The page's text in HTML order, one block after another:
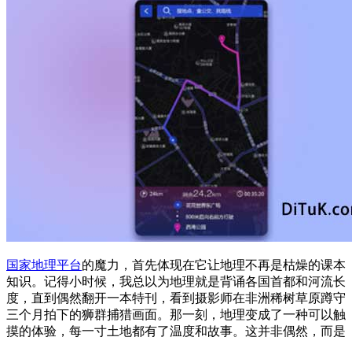
国家地理平台的魔力，首先体现在它让地理不再是枯燥的课本
知识。记得小时候，我总以为地理就是背诵各国首都和河流长
度，直到偶然翻开一本特刊，看到摄影师在非洲稀树草原蹲守
三个月拍下的狮群捕猎画面。那一刻，地理变成了一种可以触
摸的体验，每一寸土地都有了温度和故事。这并非偶然，而是